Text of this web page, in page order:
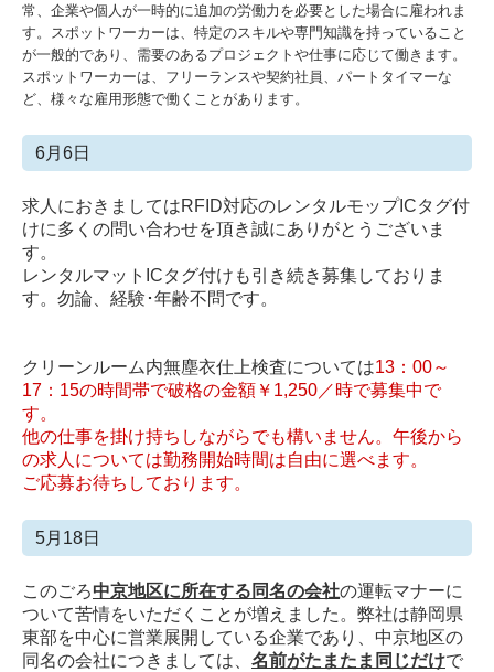
常、企業や個人が一時的に追加の労働力を必要とした場合に雇われま
す。スポットワーカーは、特定のスキルや専門知識を持っていること
が一般的であり、需要のあるプロジェクトや仕事に応じて働きます。
スポットワーカーは、フリーランスや契約社員、パートタイマーな
ど、様々な雇用形態で働くことがあります。
6月6日
求人におきましてはRFID対応のレンタルモップICタグ付
けに多くの問い合わせを頂き誠にありがとうございま
す。
レンタルマットICタグ付けも引き続き募集しておりま
す。勿論、経験･年齢不問です。
クリーンルーム内無塵衣仕上検査については13：00～
17：15の時間帯で破格の金額￥1,250／時で募集中で
す。
他の仕事を掛け持ちしながらでも構いません。午後から
の求人については勤務開始時間は自由に選べます。
ご応募お待ちしております。
5月18日
このごろ中京地区に所在する同名の会社の運転マナーに
ついて苦情をいただくことが増えました。弊社は静岡県
東部を中心に営業展開している企業であり、中京地区の
同名の会社につきましては、 名前がたまたま同じだけで